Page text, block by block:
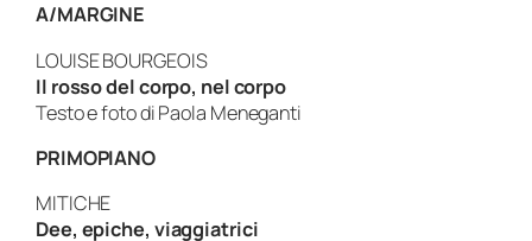
A/MARGINE
LOUISE BOURGEOIS
Il rosso del corpo, nel corpo
Testo e foto diPaola Meneganti
PRIMOPIANO
MITICHE
Dee, epiche, viaggiatrici